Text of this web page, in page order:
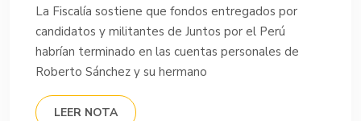
La Fiscalía sostiene que fondos entregados por
candidatos y militantes de Juntos por el Perú
habrían terminado en las cuentas personales de
Roberto Sánchez y su hermano
LEER NOTA